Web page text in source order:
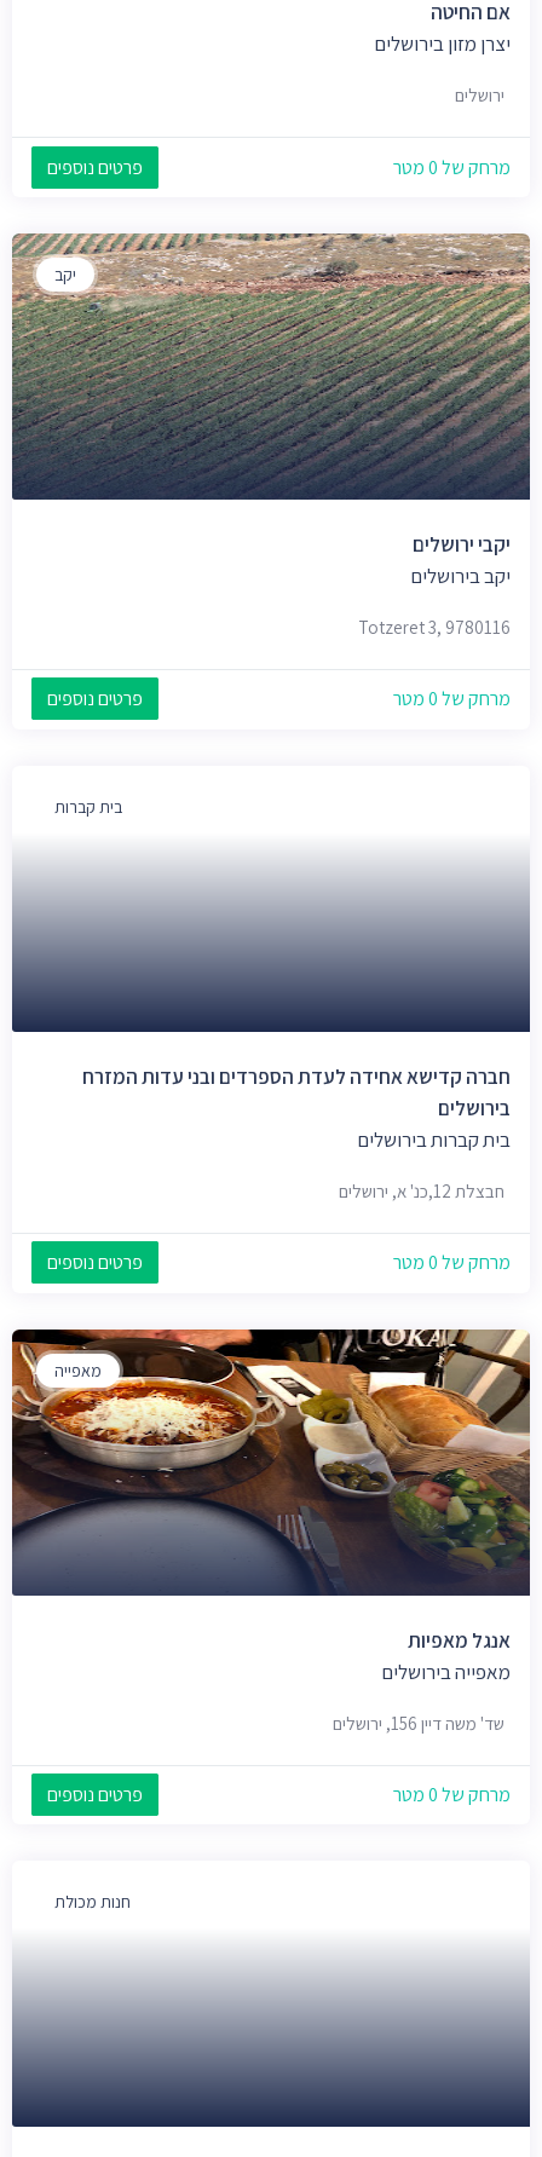
אם החיטה
יצרן מזון בירושלים
ירושלים
מרחק של 0 מטר פרטים נוספים
יקב
יקבי ירושלים
יקב בירושלים
Totzeret 3, 9780116
מרחק של 0 מטר פרטים נוספים
בית קברות
חברה קדישא אחידה לעדת הספרדים ובני עדות המזרח
בירושלים
בית קברות בירושלים
חבצלת 12,כנ' א, ירושלים
מרחק של 0 מטר פרטים נוספים
מאפייה
אנגל מאפיות
מאפייה בירושלים
שד' משה דיין 156, ירושלים
מרחק של 0 מטר פרטים נוספים
חנות מכולת